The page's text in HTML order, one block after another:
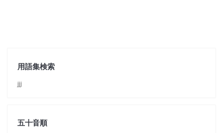
用語集検索
jjj
五十音順